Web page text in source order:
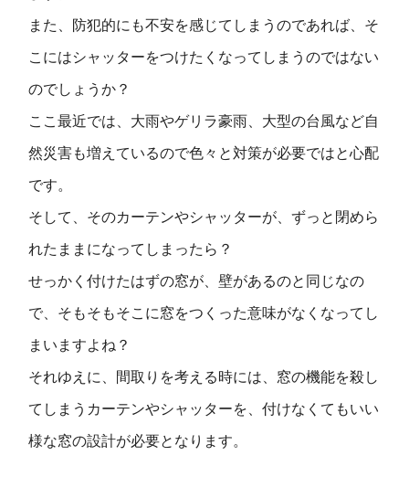
また、防犯的にも不安を感じてしまうのであれば、そ
こにはシャッターをつけたくなってしまうのではない
のでしょうか？
ここ最近では、大雨やゲリラ豪雨、大型の台風など自
然災害も増えているので色々と対策が必要ではと心配
です。
そして、そのカーテンやシャッターが、ずっと閉めら
れたままになってしまったら？
せっかく付けたはずの窓が、壁があるのと同じなの
で、そもそもそこに窓をつくった意味がなくなってし
まいますよね？
それゆえに、間取りを考える時には、窓の機能を殺し
てしまうカーテンやシャッターを、付けなくてもいい
様な窓の設計が必要となります。